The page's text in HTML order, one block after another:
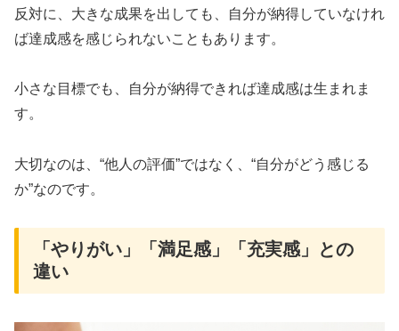
反対に、大きな成果を出しても、自分が納得していなけれ
ば達成感を感じられないこともあります。
小さな目標でも、自分が納得できれば達成感は生まれま
す。
大切なのは、“他人の評価”ではなく、“自分がどう感じる
か”なのです。
「やりがい」「満足感」「充実感」との
違い